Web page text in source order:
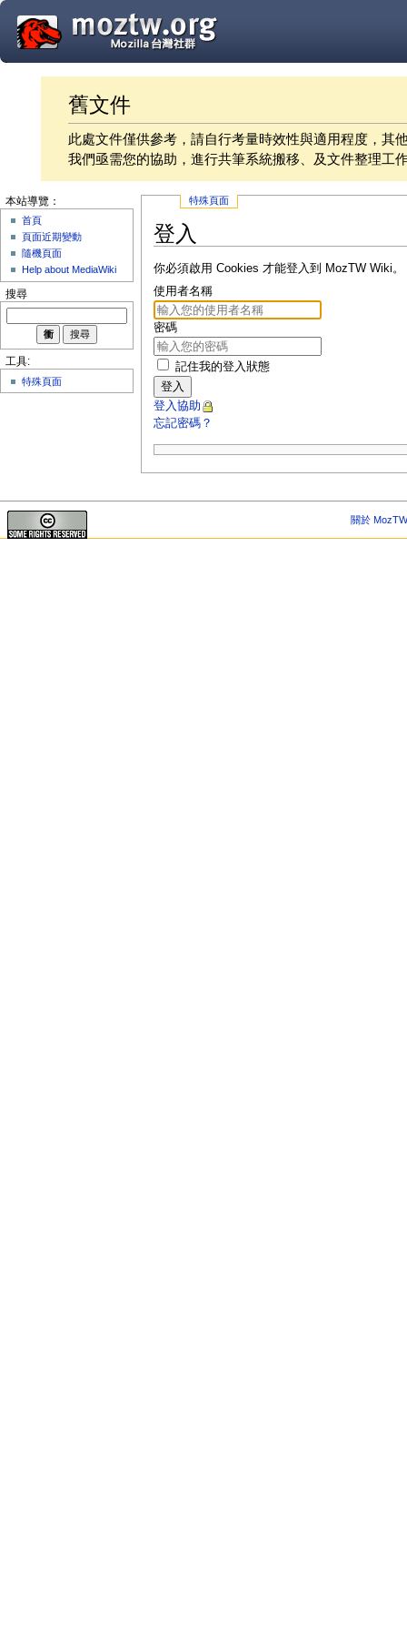
舊文件
此處文件僅供參考，請自行考量時效性與適用程度，其
我們亟需您的協助，進行共筆系統搬移、及文件整理工
特殊頁面
登入
你必須啟用 Cookies 才能登入到 MozTW Wiki。
使用者名稱
密碼
記住我的登入狀態
登入
登入協助
忘記密碼？
本站導覽：
首頁
頁面近期變動
隨機頁面
Help about MediaWiki
搜尋
工具:
特殊頁面
關於